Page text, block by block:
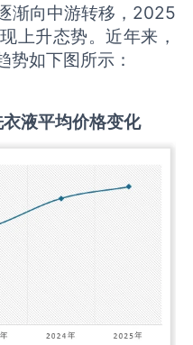
渐向中游转移，2025
上升态势。近年来，
势如下图所示：
液平均价格变化